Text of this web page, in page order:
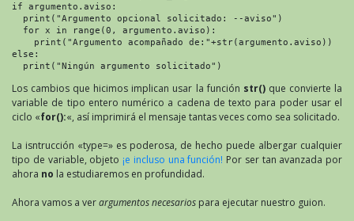
if argumento.aviso:
print("Argumento opcional solicitado: --aviso")
for x in range(0, argumento.aviso):
print("Argumento acompañado de:"+str(argumento.aviso))
else:
print("Ningún argumento solicitado")
Los cambios que hicimos implican usar la función str()que convierte la
variable de tipo entero numérico a cadena de texto para poder usar el
ciclo «for():«, así imprimirá el mensaje tantas veces como sea solicitado.
La isntrucción «type=» es poderosa, de hecho puede albergar cualquier
tipo de variable, objeto ¡e incluso una función! Por ser tan avanzada por
ahora no la estudiaremos en profundidad.
Ahora vamos a verargumentos necesarios para ejecutar nuestro guion.